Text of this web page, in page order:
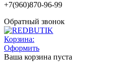
+7(960)870-96-99
Обратный звонок
Корзина:
Оформить
Ваша корзина пуста